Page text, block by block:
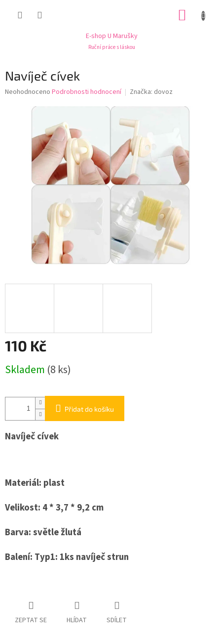
E-shop U Marušky
Ruční práce s láskou
Navíječ cívek
Průměrné
hvězdiček.
Neohodnoceno Podrobnosti hodnocení Značka: dovoz
110 Kč
cena:
Skladem (8 ks)
Přidat do košíku
Navíječ cívek
Materiál: plast
Velikost: 4 * 3,7 * 9,2 cm
Barva: světle žlutá
Balení: Typ1: 1ks navíječ strun
ZEPTAT SE HLÍDAT SDÍLET